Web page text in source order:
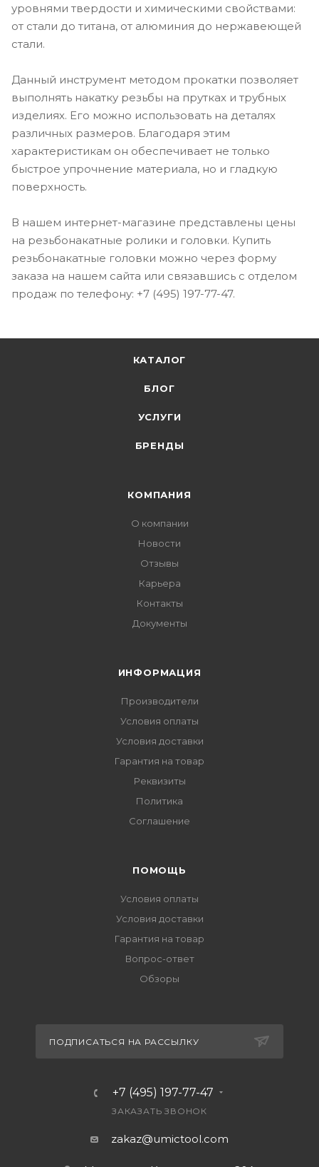
уровнями твердости и химическими свойствами:
от стали до титана, от алюминия до нержавеющей
стали.
Данный инструмент методом прокатки позволяет
выполнять накатку резьбы на прутках и трубных
изделиях. Его можно использовать на деталях
различных размеров. Благодаря этим
характеристикам он обеспечивает не только
быстрое упрочнение материала, но и гладкую
поверхность.
В нашем интернет-магазине представлены цены
на резьбонакатные ролики и головки. Купить
резьбонакатные головки можно через форму
заказа на нашем сайта или связавшись с отделом
продаж по телефону: +7 (495) 197-77-47.
КАТАЛОГ
БЛОГ
УСЛУГИ
БРЕНДЫ
КОМПАНИЯ
О компании
Новости
Отзывы
Карьера
Контакты
Документы
ИНФОРМАЦИЯ
Производители
Условия оплаты
Условия доставки
Гарантия на товар
Реквизиты
Политика
Соглашение
ПОМОЩЬ
Условия оплаты
Условия доставки
Гарантия на товар
Вопрос-ответ
Обзоры
ПОДПИСАТЬСЯ НА РАССЫЛКУ
+7 (495) 197-77-47
ЗАКАЗАТЬ ЗВОНОК
zakaz@umictool.com